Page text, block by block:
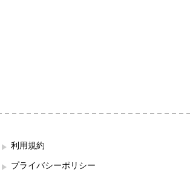
利用規約
プライバシーポリシー